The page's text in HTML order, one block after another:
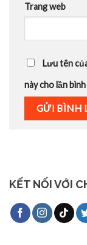
Trang web
Lưu tên
này cho lần
KẾT NỐI VỚI